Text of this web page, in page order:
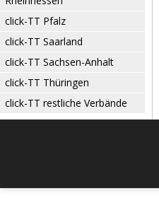
click-TT Pfalz
click-TT Saarland
click-TT Sachsen-Anhalt
click-TT Thüringen
click-TT restliche Verbände